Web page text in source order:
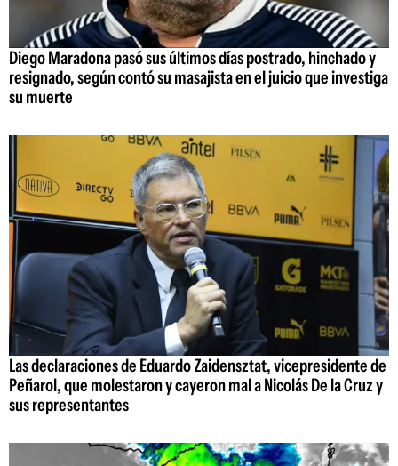
Diego Maradona pasó sus últimos días postrado, hinchado y
resignado, según contó su masajista en el juicio que investiga
su muerte
Las declaraciones de Eduardo Zaidensztat, vicepresidente de
Peñarol, que molestaron y cayeron mal a Nicolás De la Cruz y
sus representantes